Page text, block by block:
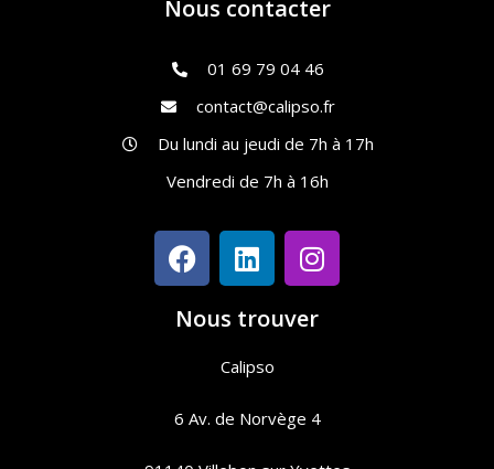
Nous contacter
01 69 79 04 46
contact@calipso.fr
Du lundi au jeudi de 7h à 17h
Vendredi de 7h à 16h
Nous trouver
Calipso
6 Av. de Norvège 4